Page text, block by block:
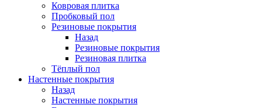
Ковровая плитка
Пробковый пол
Резиновые покрытия
Назад
Резиновые покрытия
Резиновая плитка
Тёплый пол
Настенные покрытия
Назад
Настенные покрытия